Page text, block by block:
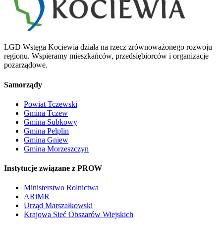
LGD Wstęga Kociewia działa na rzecz zrównoważonego rozwoju
regionu. Wspieramy mieszkańców, przedsiębiorców i organizacje
pozarządowe.
Samorządy
Powiat Tczewski
Gmina Tczew
Gmina Subkowy
Gmina Pelplin
Gmina Gniew
Gmina Morzeszczyn
Instytucje związane z PROW
Ministerstwo Rolnictwa
ARiMR
Urząd Marszałkowski
Krajowa Sieć Obszarów Wiejskich